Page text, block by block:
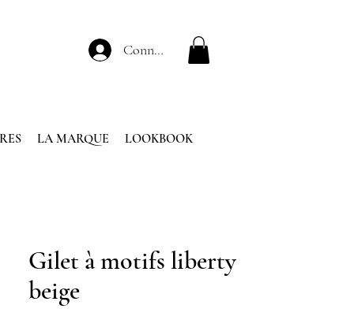
Connexion
LA MARQUE LOOKBOOK
Gilet à motifs liberty
beige